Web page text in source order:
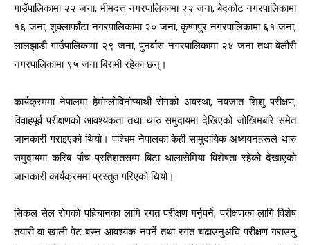
गाउँपालिकामा २२ जना, भीमदत्त नगरपालिकामा २२ जना, बेदकोट नगरपालिकामा
१६ जना, शुक्लाफाँटा नगरपालिकामा २० जना, कृष्णपुर नगरपालिकामा ६१ जना,
लालझाडी गाउँपालिकामा २९ जना, पुनर्वास नगरपालिकामा २४ जना तथा बेलौरी
नगरपालिकामा ९५ जना बिरामी रहेका छन्।
कार्यक्रममा नेपालमा हेमोग्लोविनोप्याथी रोगको अवस्था, नवजात शिशु परीक्षण,
विवाहपूर्व परीक्षणको आवश्यकता तथा थारु समुदायमा देखिएको जोखिमबारे समेत
जानकारी गराइएको थियो। पश्चिम नेपालका केही सामुदायिक अध्ययनहरूले थारु
समुदायमा करिब पाँच प्रतिशतसम्म बिटा थालासेमिया विशेषता रहेको देखाएको
जानकारी कार्यक्रममा प्रस्तुत गरिएको थियो।
सिकल सेल रोगको पहिचानका लागि रगत परीक्षण गर्नुपर्ने, परीक्षणका लागि विशेष
तयारी वा खाली पेट बस्न आवश्यक नपर्ने तथा रगत चढाउनुअघि परीक्षण गराउनु